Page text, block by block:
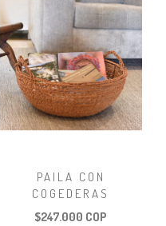
PAILA CON
COGEDERAS
$247.000 COP